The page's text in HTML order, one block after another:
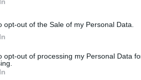
opt-out of the Sale of my Personal Data.
opt-out of processing my Personal Data
für den Alltag zu
Sicherheit, globale
Medien- und